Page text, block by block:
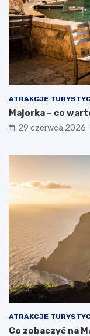
ATRAKCJE
Majorka – co
29 czerwca 2026
ATRAKCJE
Co zobaczyć na